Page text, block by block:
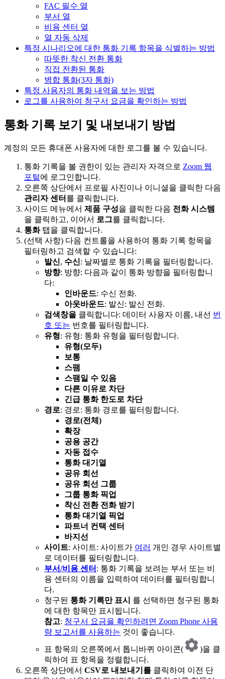
FAC 필수 열
부서 열
비용 센터 열
열 자동 삭제
특정 시나리오에 대한 통화 기록 항목을 식별하는 방법
따뜻한 착신 전환 통화
직접 전환된 통화
병합 통화(3자 통화)
특정 사용자의 통화 내역을 보는 방법
로그를 사용하여 청구서 요금을 확인하는 방법
통화 기록 보기 및 내보내기 방법
계정의 모든 휴대폰 사용자에 대한 로그를 볼 수 있습니다.
통화 기록을 볼 권한이 있는 관리자 자격으로 Zoom 웹
포털에 로그인합니다.
오른쪽 상단에서 프로필 사진이나 이니셜을 클릭한 다음
관리자 센터 를 클릭합니다.
사이드 메뉴에서 제품 구성을 클릭한 다음 전화 시스템
을 클릭하고, 이어서 로그를 클릭합니다.
통화탭을 클릭합니다.
(선택 사항) 다음 컨트롤을 사용하여 통화 기록 항목을
필터링하고 검색할 수 있습니다:
발신, 수신: 날짜별로 통화 기록을 필터링합니다.
방향: 방향: 다음과 같이 통화 방향을 필터링합니
다:
인바운드: 수신 전화.
아웃바운드: 발신: 발신 전화.
검색창을 클릭합니다: 데이터 사용자 이름, 내선 번
호 또는 번호를 필터링합니다.
유형: 유형: 통화 유형을 필터링합니다.
유형(모두)
보통
스팸
스팸일 수 있음
다른 이유로 차단
긴급 통화 한도로 차단
경로: 경로: 통화 경로를 필터링합니다.
경로(전체)
확장
공용 공간
자동 접수
통화 대기열
공유 회선
공유 회선 그룹
그룹 통화 픽업
착신 전환 전화 받기
통화 대기열 픽업
파트너 컨택 센터
바지선
사이트: 사이트: 사이트가 여러 개인 경우 사이트별
로 데이터를 필터링합니다.
부서/비용 센터 : 통화 기록을 보려는 부서 또는 비
용 센터의 이름을 입력하여 데이터를 필터링합니
다.
청구된 통화 기록만 표시
를 선택하면 청구된 통화
에 대한 항목만 표시됩니다.
참고: 청구서 요금을 확인하려면 Zoom Phone 사용
량 보고서를 사용하는 것이 좋습니다.
표 항목의 오른쪽에서 톱니바퀴 아이콘(
)을 클
릭하여 표 항목을 정렬합니다.
오른쪽 상단에서 CSV로 내보내기를 클릭하여 이전 단